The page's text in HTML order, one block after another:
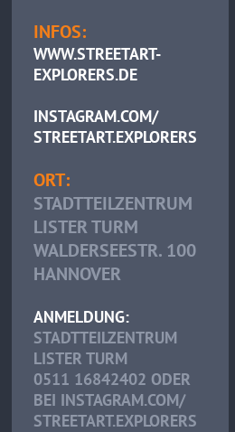
INFOS:
WWW.STREETART-
EXPLORERS.DE
INSTAGRAM.COM/
STREETART.EXPLORERS
ORT:
STADTTEILZENTRUM
LISTER TURM
WALDERSEESTR. 100
HANNOVER
ANMELDUNG:
STADTTEILZENTRUM
LISTER TURM
0511 16842402 ODER
BEI INSTAGRAM.COM/
STREETART.EXPLORERS